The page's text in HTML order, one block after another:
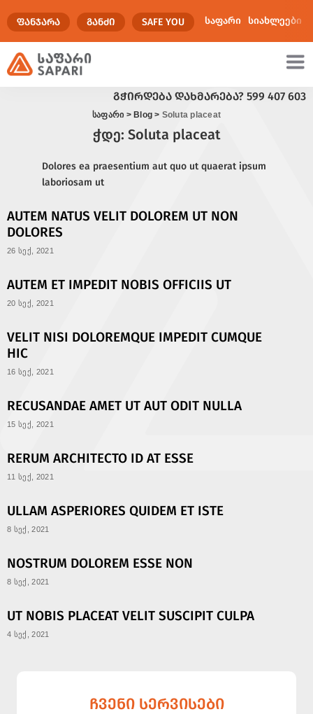
ᲤᲐᲜᲯᲐᲠᲐ ᲒᲐᲜᲫᲘ SAFE YOU საფარი სიახლეები
ᲒᲭᲘᲠᲓᲔᲑᲐ ᲓᲐᲮᲛᲐᲠᲔᲑᲐ? 599 407 603
საფარი > Blog > Soluta placeat
ჭდე: Soluta placeat
Dolores ea praesentium aut quo ut quaerat ipsum
laboriosam ut
AUTEM NATUS VELIT DOLOREM UT NON
DOLORES
26 სექ, 2021
AUTEM ET IMPEDIT NOBIS OFFICIIS UT
20 სექ, 2021
VELIT NISI DOLOREMQUE IMPEDIT CUMQUE
HIC
16 სექ, 2021
RECUSANDAE AMET UT AUT ODIT NULLA
15 სექ, 2021
RERUM ARCHITECTO ID AT ESSE
11 სექ, 2021
ULLAM ASPERIORES QUIDEM ET ISTE
8 სექ, 2021
NOSTRUM DOLOREM ESSE NON
8 სექ, 2021
UT NOBIS PLACEAT VELIT SUSCIPIT CULPA
4 სექ, 2021
ᲩᲕᲔᲜᲘ ᲡᲔᲠᲕᲘᲡᲔᲑᲘ